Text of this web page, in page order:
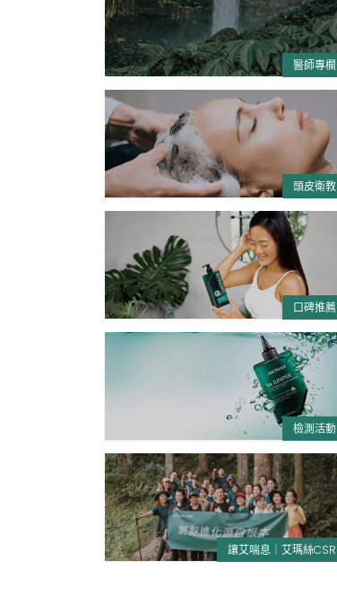
醫師專欄
頭皮衛教
口碑推薦
檢測活動
讓艾喘息｜艾瑪絲CSR